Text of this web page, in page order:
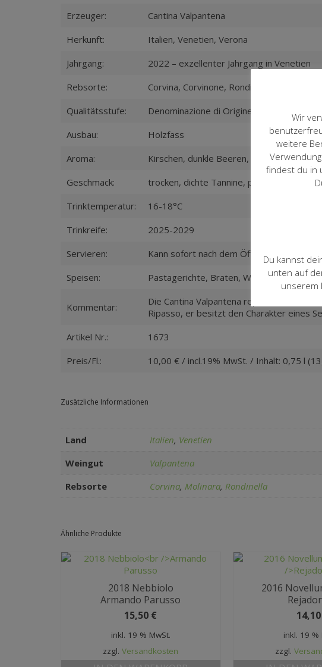
Erzeuger:
Cantina Valpantena
Herkunft:
Italien, Venetien, Verona
Jahrgang:
2022 – exzellenter Jahrgang in Venetien
Rebsorte:
Corvina, Corvinone, Rondinella
Qualitätsstufe:
Denominazione di Origine Controlata
Ausbau:
Holzfass
Aroma:
Kirschen, dunkle Beeren, dezente
Geschmack:
trocken, dichte Tannine, präsente Säure,
Trinktemperatur:
16-18°C
Trinkreife:
2025-2029
Servieren:
Kann sofort nach dem Öffnen serviert
Speisen:
Pastagerichte, Braten, Wild, gereifter Käse
Kommentar:
Die Cantina Valpantena repräsentiert
Ripasso, er besitzt den Charakter eines
Artikel Nr.:
1673
Preis/Fl.:
10,00 € / incl.19% MwSt. / Inhalt: 0,75 l
Zusätzliche Informationen
Land Italien, Venetien
Weingut
Valpantena
Rebsorte
Corvina, Molinara, Rondinella
Ähnliche Produkte
2018 Nebbiolo
Armando Parusso
15,50 €
inkl. 19 % MwSt.
zzgl.Versandkosten
2016
14,10
inkl. 19 %
zzgl.
Wir
weitere
findest du in
Du kannst
unten auf
unserem